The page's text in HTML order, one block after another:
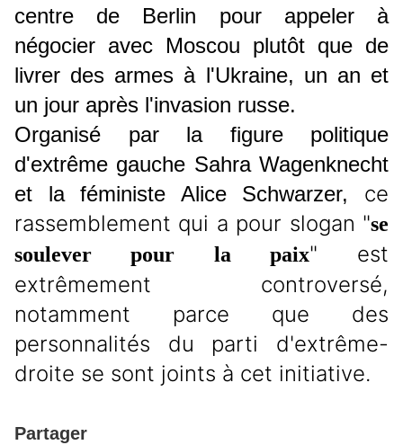
centre de Berlin pour appeler à
négocier avec Moscou plutôt que de
livrer des armes à l'Ukraine, un an et
un jour après l'invasion russe.
Organisé par la figure politique
d'extrême gauche Sahra Wagenknecht
et la féministe Alice Schwarzer, ce
rassemblement qui a pour slogan "se
soulever pour la paix" est
extrêmement controversé,
notamment parce que des
personnalités du parti d'extrême-
droite se sont joints à cet initiative.
Partager